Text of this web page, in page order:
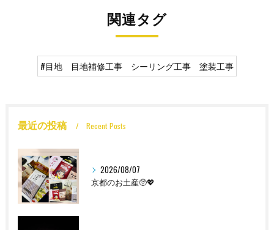
関連タグ
#目地 目地補修工事 シーリング工事 塗装工事
最近の投稿 Recent Posts
2026/08/07
京都のお土産🥺💖